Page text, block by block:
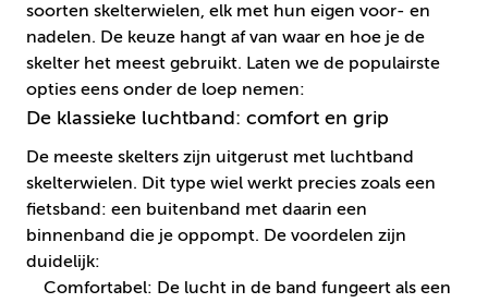
soorten skelterwielen, elk met hun eigen voor- en
nadelen. De keuze hangt af van waar en hoe je de
skelter het meest gebruikt. Laten we de populairste
opties eens onder de loep nemen:
De klassieke luchtband: comfort en grip
De meeste skelters zijn uitgerust met luchtband
skelterwielen. Dit type wiel werkt precies zoals een
fietsband: een buitenband met daarin een
binnenband die je oppompt. De voordelen zijn
duidelijk:
Comfortabel: De lucht in de band fungeert als een